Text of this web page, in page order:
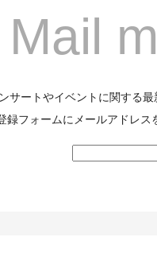
Mail
サートやイベントに関する
録フォームにメールアドレス